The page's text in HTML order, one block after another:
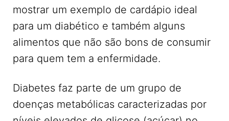
mostrar um exemplo de cardápio ideal
para um diabético e também alguns
alimentos que não são bons de consumir
para quem tem a enfermidade.
Diabetes faz parte de um grupo de
doenças metabólicas caracterizadas por